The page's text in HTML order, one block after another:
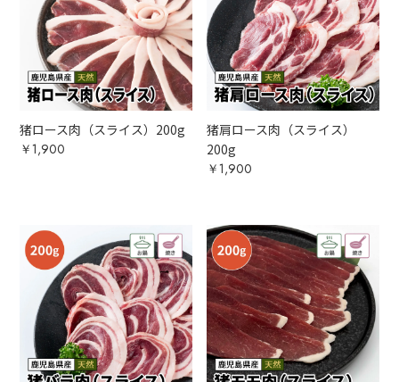
猪ロース肉（スライス）200g
￥1,900
猪肩ロース肉（スライス）
200g
￥1,900